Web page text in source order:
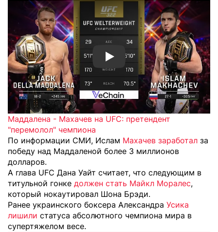
Смотреть видео YouTube
Маддалена - Махачев на UFC: претендент
"перемолол" чемпиона
По информации СМИ, Ислам Махачев заработал за
победу над Маддаленой более 3 миллионов
долларов.
А глава UFC Дана Уайт считает, что следующим в
титульной гонке должен стать Майкл Моралес,
который нокаутировал Шона Брэди.
Ранее украинского боксера Александра Усика
лишили статуса абсолютного чемпиона мира в
супертяжелом весе.